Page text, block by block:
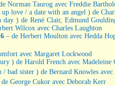
Norman Taurog avec Freddie
up love / a date with an angel ) de
day ) de René Clair, Edmund
Wilcox avec Charles Laughton
– de Herbert Moulton avec Hedda
avec Margaret Lockwood
) de Harold French avec Madeleine
bad sister ) de Bernard Knowles avec
George Cukor avec Deborah Kerr